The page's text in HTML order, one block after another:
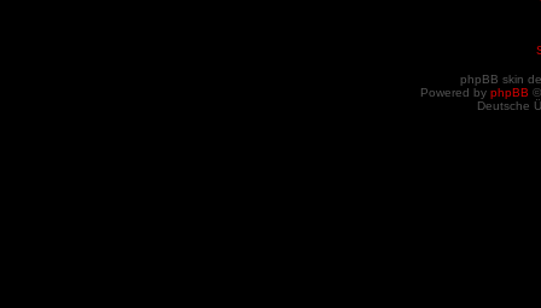
phpBB skin
Powered by phpBB
Deutsche